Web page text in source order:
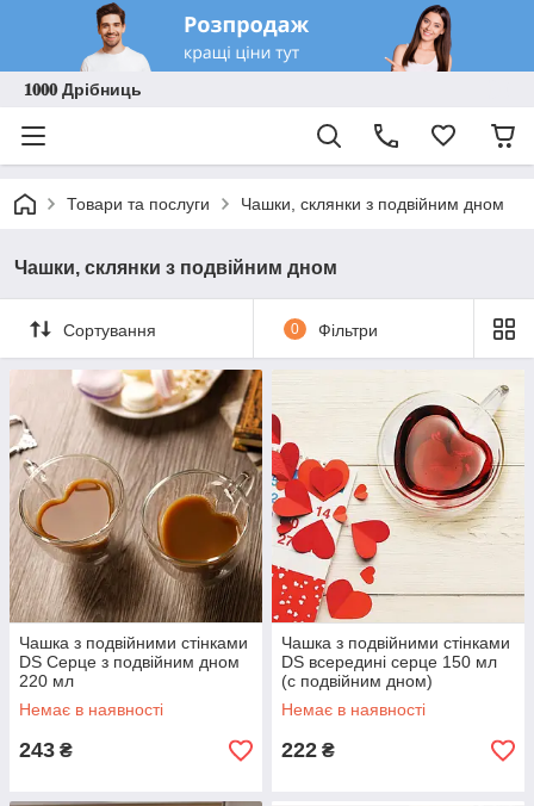
𝟏𝟎𝟎𝟎 Дрібниць
Товари та послуги Чашки, склянки з подвійним дном
Чашки, склянки з подвійним дном
Сортування 0 Фільтри
Чашка з подвійними стінками
DS Серце з подвійним дном
220 мл
Немає в наявності
243 ₴
Чашка з подвійними стінками
DS всередині серце 150 мл
(c подвійним дном)
Немає в наявності
222 ₴